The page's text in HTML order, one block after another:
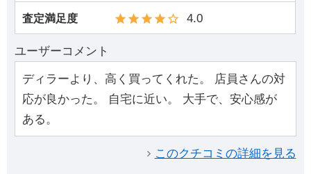
査定満足度 4.0
ユーザーコメント
ディラーより、高く買ってくれた。 店員さんの対
応が良かった。 自宅に近い。 大手で、安心感が
ある。
このクチコミの詳細を見る